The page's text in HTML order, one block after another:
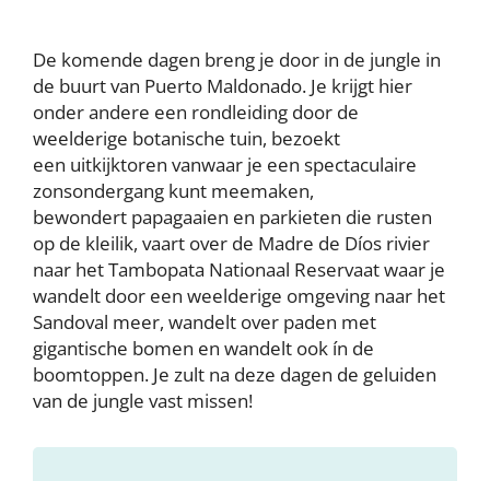
De komende dagen breng je door in de jungle in
de buurt van Puerto Maldonado. Je krijgt hier
onder andere een rondleiding door de
weelderige botanische tuin, bezoekt
een uitkijktoren vanwaar je een spectaculaire
zonsondergang kunt meemaken,
bewondert papagaaien en parkieten die rusten
op de kleilik, vaart over de Madre de Díos rivier
naar het Tambopata Nationaal Reservaat waar je
wandelt door een weelderige omgeving naar het
Sandoval meer, wandelt over paden met
gigantische bomen en wandelt ook ín de
boomtoppen. Je zult na deze dagen de geluiden
van de jungle vast missen!